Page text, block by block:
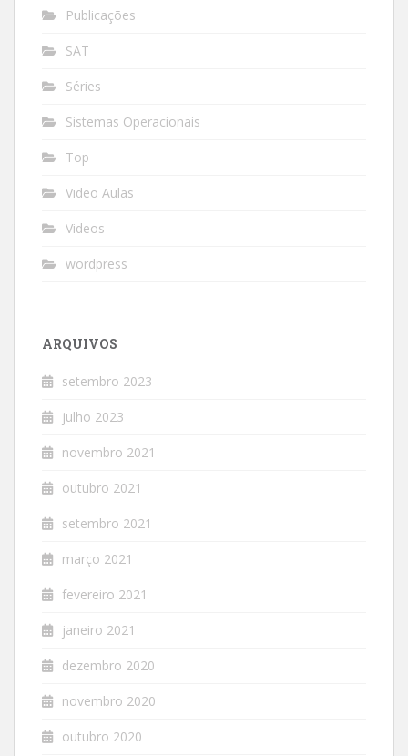
Publicações
SAT
Séries
Sistemas Operacionais
Top
Video Aulas
Videos
wordpress
ARQUIVOS
setembro 2023
julho 2023
novembro 2021
outubro 2021
setembro 2021
março 2021
fevereiro 2021
janeiro 2021
dezembro 2020
novembro 2020
outubro 2020